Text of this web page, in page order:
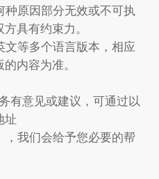
原因部分无效或不可执
具有约束力。
等多个语言版本，相应
内容为准。
意见或建议，可通过以
址
，我们会给予您必要的帮